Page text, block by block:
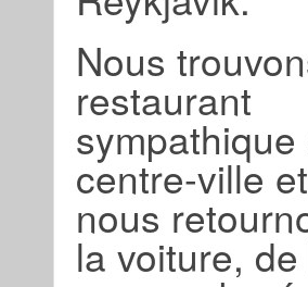
Nous
restaurant
sympathique
centre-ville
nous
la voiture,